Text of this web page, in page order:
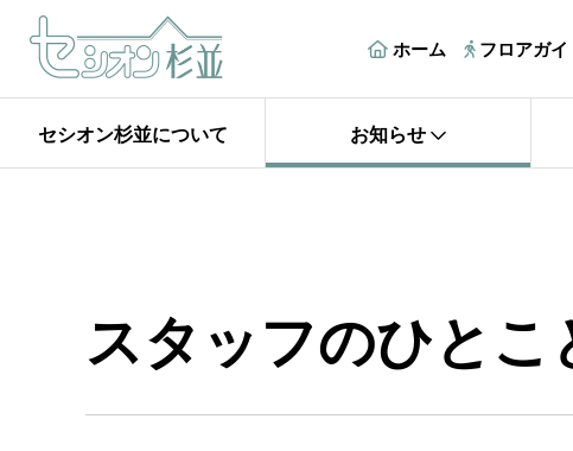
ホーム フロアガイ
セシオン杉並について お知らせ
スタッフのひとこ